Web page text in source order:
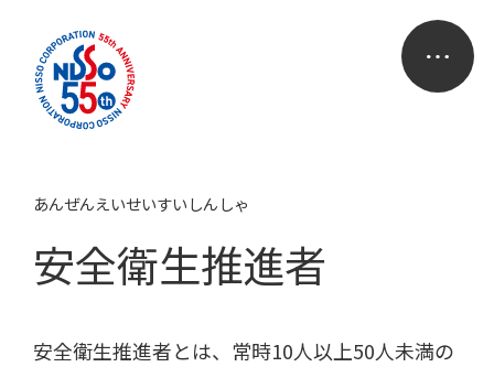
安全衛生推進者
あんぜんえいせいすいしんしゃ
安全衛生推進者とは、常時10人以上50人未満の